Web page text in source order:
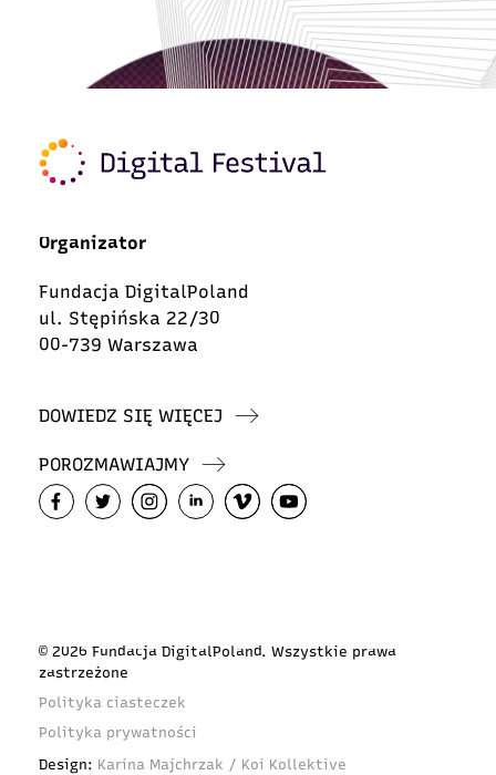
Organizator
Fundacja DigitalPoland
ul. Stępińska 22/30
00-739 Warszawa
DOWIEDZ SIĘ WIĘCEJ
POROZMAWIAJMY
© 2026 Fundacja DigitalPoland. Wszystkie prawa
zastrzeżone
Polityka ciasteczek
Polityka prywatności
Design: Karina Majchrzak / Koi Kollektive